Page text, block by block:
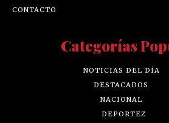
CONTACTO
Categorías
NOTICIAS DEL DÍA
DESTACADOS
NACIONAL
DEPORTEZ